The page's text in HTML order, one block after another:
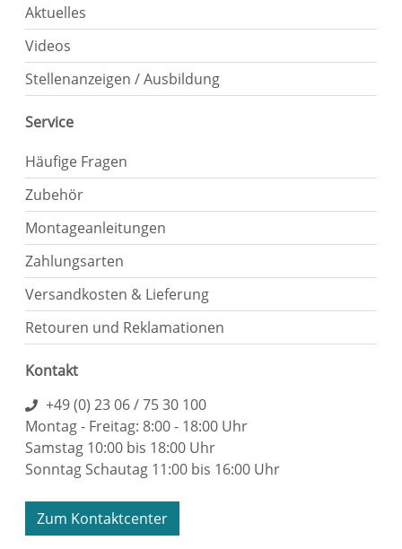
Aktuelles
Videos
Stellenanzeigen / Ausbildung
Service
Häufige Fragen
Zubehör
Montageanleitungen
Zahlungsarten
Versandkosten & Lieferung
Retouren und Reklamationen
Kontakt
+49 (0) 23 06 / 75 30 100
Montag - Freitag: 8:00 - 18:00 Uhr
Samstag 10:00 bis 18:00 Uhr
Sonntag Schautag 11:00 bis 16:00 Uhr
Zum Kontaktcenter